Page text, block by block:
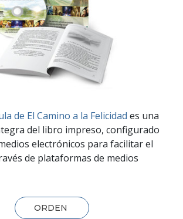
de El Camino a la Felicidad es una
del libro impreso, configurado
electrónicos para facilitar el
de plataformas de medios
ORDEN